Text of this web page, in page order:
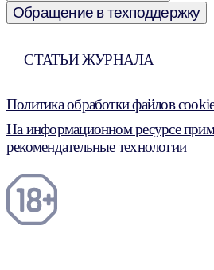
Обращение в техподдержку
СТАТЬИ ЖУРНАЛА
Политика обработки файлов
На информационном ресурсе
рекомендательные технологии